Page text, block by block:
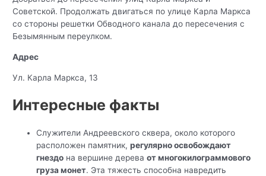
Советской. Продолжать двигаться по улице Карла Маркса
со стороны решетки Обводного канала до пересечения с
Безымянным переулком.
Адрес
Ул. Карла Маркса, 13
Интересные факты
Служители Андреевского сквера, около которого
расположен памятник,регулярно освобождают
гнездо на вершине дереваот многокилограммового
груза монет. Эта тяжесть способна навредить